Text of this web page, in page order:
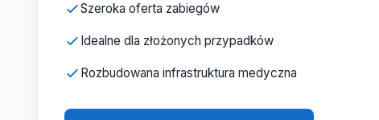
Szeroka oferta zabiegów
Idealne dla złożonych przypadków
Rozbudowana infrastruktura medyczna